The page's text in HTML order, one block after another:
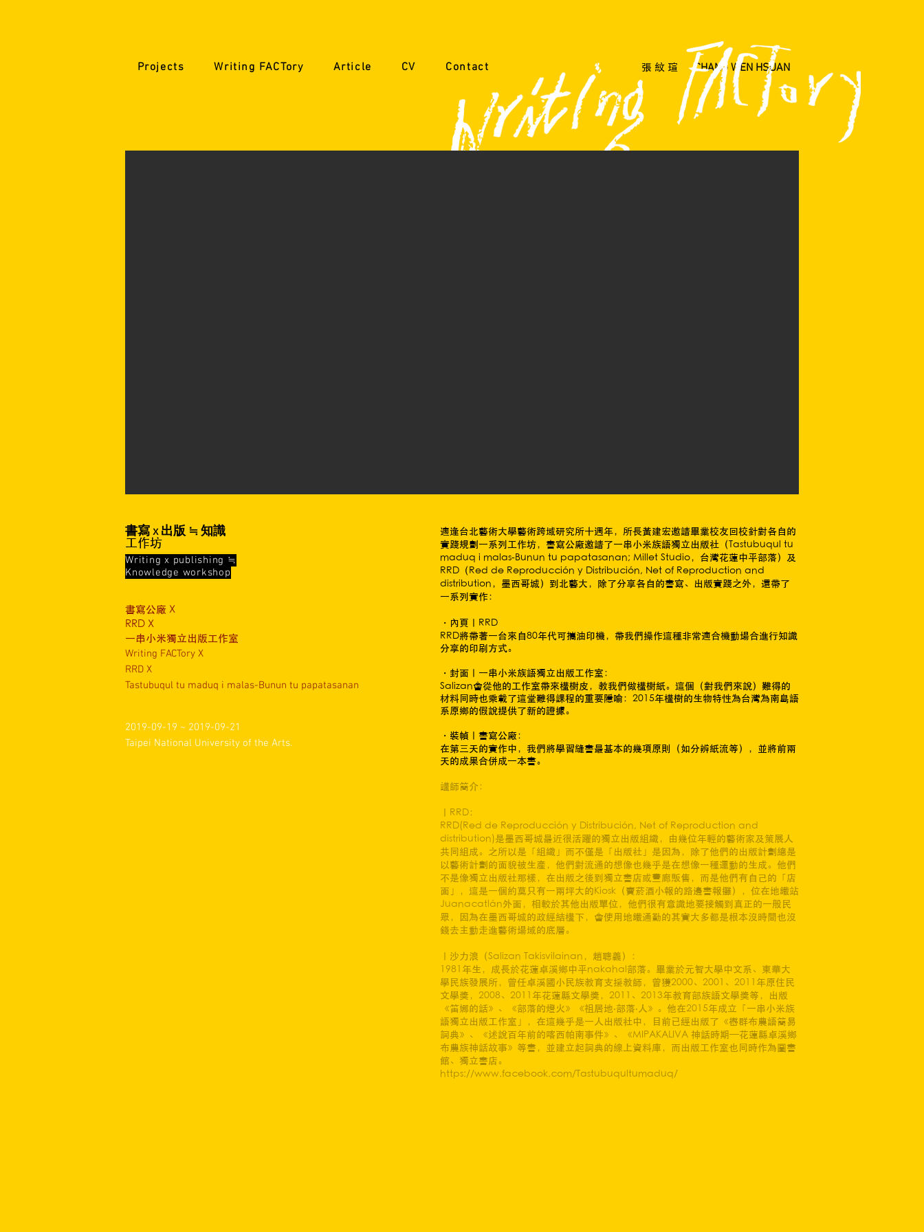
Projects Writing FACTory Article CV Contact 張 紋 瑄CHANG WEN HSUAN
書寫 x 出版 ≒ 知識
工作坊
Writing x publishing ≒
Knowledge workshop
2019-09-19 ~ 2019-09-21
Taipei National University of the Arts.
書寫公廠 X
RRD X
一串小米獨立出版工作室
Writing FACTory X
RRD X
Tastubuqul tu maduq i malas-Bunun tu papatasanan
適逢台北藝術大學藝術跨域研究所十週年，所長黃建宏邀請畢業校友回校針對各自的
實踐規劃一系列工作坊，書寫公廠邀請了一串小米族語獨立出版社（Tastubuqul tu
maduq i malas-Bunun tu papatasanan; Millet Studio，台灣花蓮中平部落）及
RRD（Red de Reproducción y Distribución, Net of Reproduction and
distribution，墨西哥城）到北藝大，除了分享各自的書寫、出版實踐之外，還帶了
一系列實作：
・內頁｜RRD
RRD將帶著一台來自80年代可攜油印機，帶我們操作這種非常適合機動場合進行知識
分享的印刷方式。
・封面｜一串小米族語獨立出版工作室：
Salizan會從他的工作室帶來構樹皮，教我們做構樹紙。這個（對我們來說）難得的
材料同時也乘載了這堂難得課程的重要隱喻：2015年構樹的生物特性為台灣為南島語
系原鄉的假說提供了新的證據。
・裝幀｜書寫公廠：
在第三天的實作中，我們將學習縫書最基本的幾項原則（如分辨紙流等），並將前兩
天的成果合併成一本書。
講師簡介：
｜RRD：
RRD(Red de Reproducción y Distribución, Net of Reproduction and
distribution)是墨西哥城最近很活躍的獨立出版組織，由幾位年輕的藝術家及策展人
共同組成。之所以是「組織」而不僅是「出版社」是因為，除了他們的出版計劃總是
以藝術計劃的面貌被生產，他們對流通的想像也幾乎是在想像一種運動的生成。他們
不是像獨立出版社那樣，在出版之後到獨立書店或畫廊販售，而是他們有自己的「店
面」，這是一個約莫只有一兩坪大的Kiosk（賣菸酒小報的路邊書報攤），位在地鐵站
Juanacatlán外面，相較於其他出版單位，他們很有意識地要接觸到真正的一般民
眾，因為在墨西哥城的政經結構下，會使用地鐵通勤的其實大多都是根本沒時間也沒
錢去主動走進藝術場域的底層。
｜沙力浪（Salizan Takisvilainan，趙聰義）：
1981年生，成長於花蓮卓溪鄉中平nakahal部落。畢業於元智大學中文系、東華大
學民族發展所，曾任卓溪國小民族教育支援教師，曾獲2000、2001、2011年原住民
文學獎，2008、2011年花蓮縣文學獎，2011、2013年教育部族語文學獎等，出版
《笛娜的話》、《部落的燈火》《祖居地‧部落‧人》。他在2015年成立「一串小米族
語獨立出版工作室」，在這幾乎是一人出版社中，目前已經出版了《巒群布農語簡易
詞典》、《述說百年前的喀西帕南事件》、《MIPAKALIVA 神話時期—花蓮縣卓溪鄉
布農族神話故事》等書，並建立起詞典的線上資料庫，而出版工作室也同時作為圖書
館、獨立書店。
https://www.facebook.com/Tastubuqultumaduq/